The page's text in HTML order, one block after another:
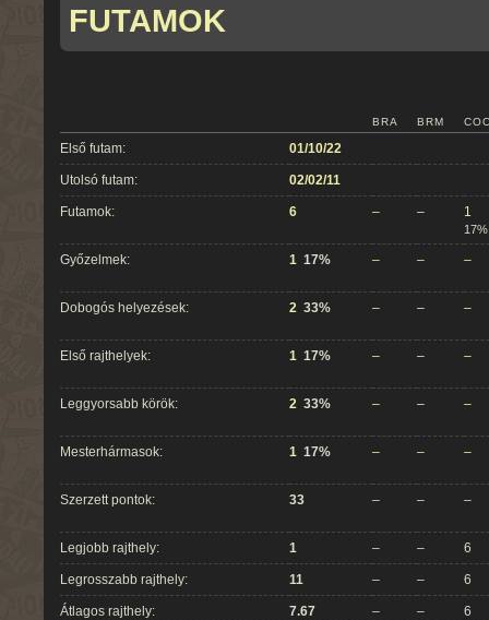
FUTAMOK
BRA BRM
Első futam: 01/10/22
Utolsó futam: 02/02/11
Futamok: 6 – – 1
17%
Győzelmek: 1 17% – – –
Dobogós helyezések: 2 33% – – –
Első rajthelyek: 1 17% – – –
Leggyorsabb körök: 2 33% – – –
Mesterhármasok: 1 17% – – –
Szerzett pontok: 33 – – –
Legjobb rajthely: 1 – – 6
Legrosszabb rajthely: 11 – – 6
Átlagos rajthely: 7.67 – – 6